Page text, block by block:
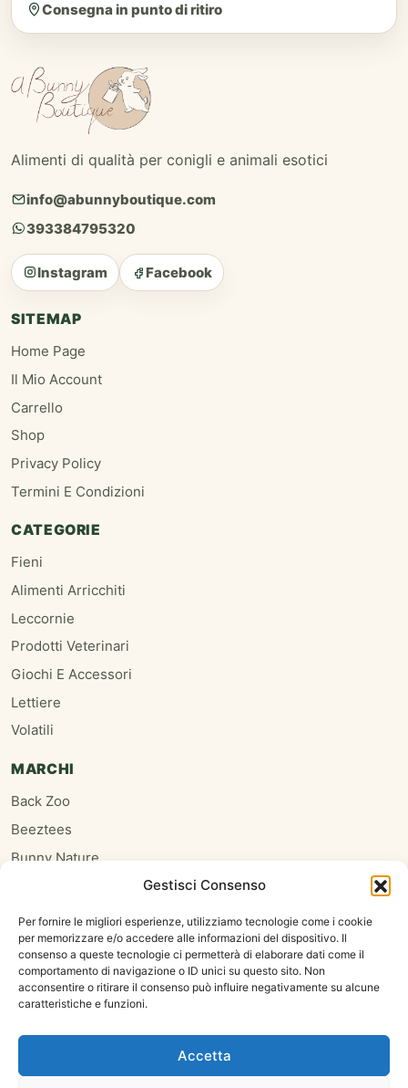
Gestisci Consenso
Per fornire le migliori esperienze, utilizziamo tecnologie come i cookie
per memorizzare e/o accedere alle informazioni del dispositivo. Il
consenso a queste tecnologie ci permetterà di elaborare dati come il
comportamento di navigazione o ID unici su questo sito. Non
acconsentire o ritirare il consenso può influire negativamente su alcune
caratteristiche e funzioni.
Accetta
Consegna in punto di ritiro
Alimenti di qualità per conigli e animali esotici
info@abunnyboutique.com
393384795320
Instagram Facebook
SITEMAP
Home Page
Il Mio Account
Carrello
Shop
Privacy Policy
Termini E Condizioni
CATEGORIE
Fieni
Alimenti Arricchiti
Leccornie
Prodotti Veterinari
Giochi E Accessori
Lettiere
Volatili
MARCHI
Back Zoo
Beeztees
Bunny Nature
Hari
Homefriends
Hugro
Jrfarm